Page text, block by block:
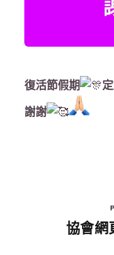
復活節假期
謝謝
協會網